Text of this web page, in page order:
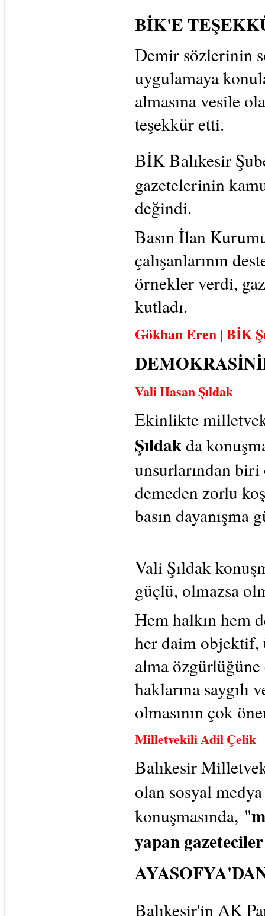
BİK'E
Demir sözlerinin
uygulamaya
almasına vesile
teşekkür etti.
BİK Balıkesir
gazetelerinin
değindi.
Basın İlan
çalışanlarının
örnekler verdi,
kutladı.
Gökhan Eren | BİK
Vali Hasan Şıldak
Ekinlikte
Şıldakda
unsurlarından
demeden zorlu
basın dayanışma
Vali Şıldak
güçlü, olmazsa
Hem halkın hem
her daim objektif,
alma
haklarına
olmasının çok
Milletvekili Adil Çelik
Balıkesir
olan sosyal
konuşmasında, "
yapan gazeteciler
Balıkesir'in AK